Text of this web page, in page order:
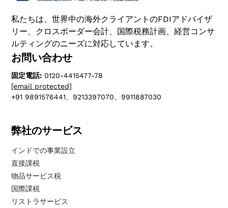
私たちは、世界中の海外クライアントのFDIアドバイザ
リー、クロスボーダー会計、国際税務計画、経営コンサ
ルティングのニーズに対応しています。
お問い合わせ
固定電話: 0120-4415477-78
[email protected]
+91 9891576441、9213397070、9911887030
弊社のサービス
インドでの事業設立
直接課税
物品サービス税
国際課税
リストラサービス